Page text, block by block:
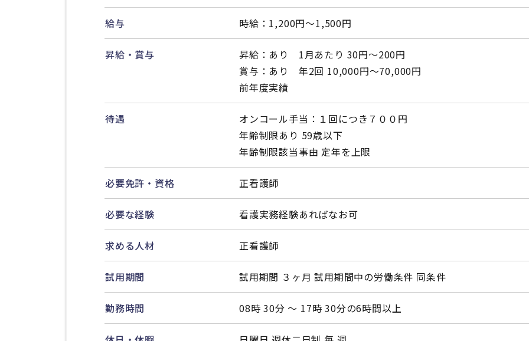
給与 時給：1,200円〜1,500円
昇給・賞与
昇給：あり 1月あたり 30円〜200円
賞与：あり 年2回 10,000円〜70,000円
前年度実績
待遇
オンコール手当：１回につき７００円
年齢制限あり 59歳以下
年齢制限該当事由 定年を上限
必要免許・資格 正看護師
必要な経験 看護実務経験あればなお可
求める人材 正看護師
試用期間 試用期間 ３ヶ月 試用期間中の労働条件 同条件
勤務時間 08時 30分 〜 17時 30分の6時間以上